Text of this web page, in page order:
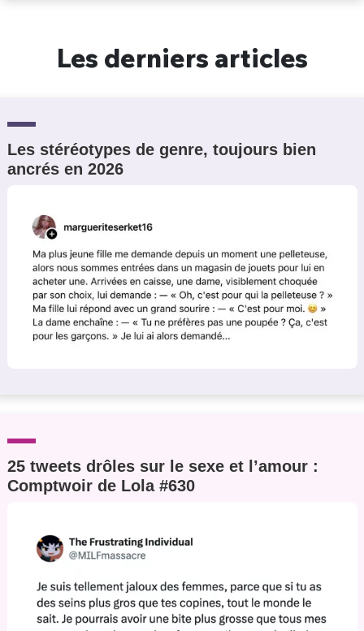
Les derniers articles
Les stéréotypes de genre, toujours bien
ancrés en 2026
25 tweets drôles sur le sexe et l’amour :
Comptwoir de Lola #630